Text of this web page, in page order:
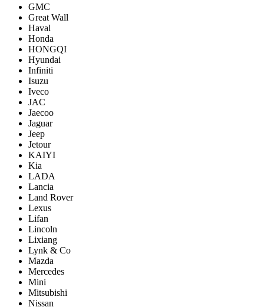
GMC
Great Wall
Haval
Honda
HONGQI
Hyundai
Infiniti
Isuzu
Iveco
JAC
Jaecoo
Jaguar
Jeep
Jetour
KAIYI
Kia
LADA
Lancia
Land Rover
Lexus
Lifan
Lincoln
Lixiang
Lynk & Co
Mazda
Mercedes
Mini
Mitsubishi
Nissan